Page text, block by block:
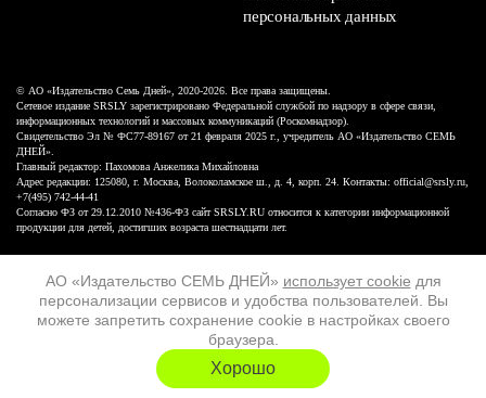
АО «Издательство СЕМЬ ДНЕЙ» использует cookie для
персонализации сервисов и удобства пользователей. Вы
можете запретить сохранение cookie в настройках своего
браузера.
Хорошо
персональных данных
16+
© АО «Издательство Семь Дней», 2020-2026. Все права защищены.
Сетевое издание SRSLY зарегистрировано Федеральной службой по надзору в сфере связи,
информационных технологий и массовых коммуникаций (Роскомнадзор).
Свидетельство Эл № ФС77-89167 от 21 февраля 2025 г., учредитель АО «Издательство СЕМЬ
ДНЕЙ».
Главный редактор: Пахомова Анжелика Михайловна
Адрес редакции: 125080, г. Москва, Волоколамское ш., д. 4, корп. 24. Контакты: official@srsly.ru,
+7(495) 742-44-41
Согласно ФЗ от 29.12.2010 №436-ФЗ сайт SRSLY.RU относится к категории информационной
продукции для детей, достигших возраста шестнадцати лет.
ХОЧУ ЕЩЁ